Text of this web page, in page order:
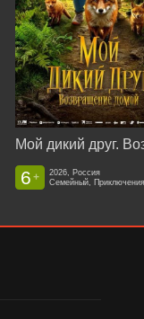
6 +
2026, Россия
Семейный,